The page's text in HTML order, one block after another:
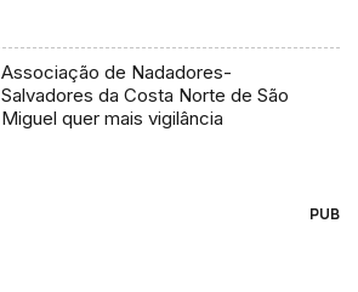
Associação de Nadadores-
Salvadores da Costa Norte de São
Miguel quer mais vigilância
PUB